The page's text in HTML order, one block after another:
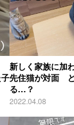
新しく家族に加
先住猫が対面
る…？
2022.04.08